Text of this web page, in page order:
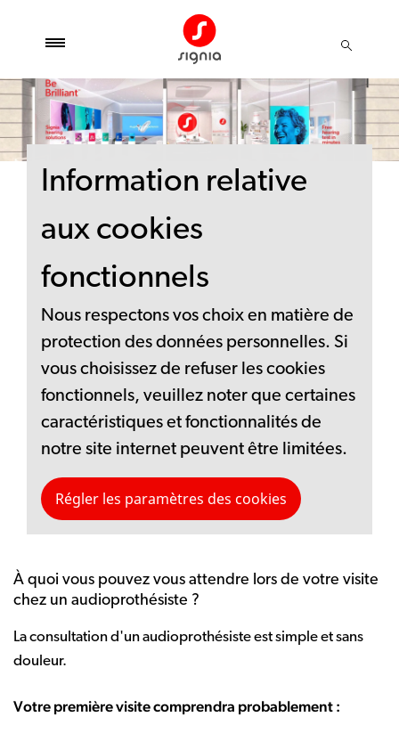
Information relative
aux cookies
fonctionnels
Nous respectons vos choix en matière de
protection des données personnelles. Si
vous choisissez de refuser les cookies
fonctionnels, veuillez noter que certaines
caractéristiques et fonctionnalités de
notre site internet peuvent être limitées.
Régler les paramètres des cookies
À quoi vous pouvez vous attendre lors de votre visite
chez un audioprothésiste ?
La consultation d'un audioprothésiste est simple et sans
douleur.
Votre première visite comprendra probablement :